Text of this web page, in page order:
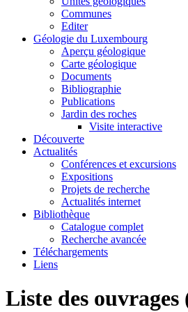
Communes
Editer
Géologie du Luxembourg
Aperçu géologique
Carte géologique
Documents
Bibliographie
Publications
Jardin des roches
Visite interactive
Découverte
Actualités
Conférences et excursions
Expositions
Projets de recherche
Actualités internet
Bibliothèque
Catalogue complet
Recherche avancée
Téléchargements
Liens
Liste des